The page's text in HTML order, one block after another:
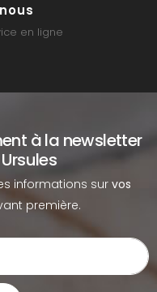
en ligne
à la newsletter
informations sur vos
première.